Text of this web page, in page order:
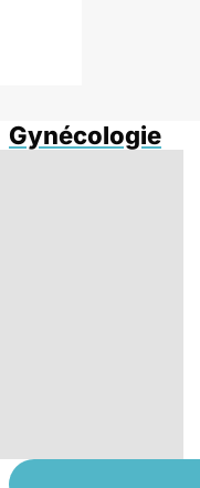
Gynécologie